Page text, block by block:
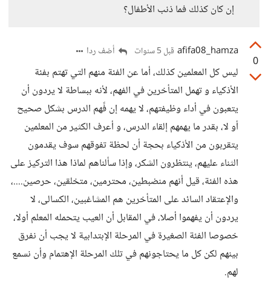
إن كان كذلك فما ذنب الأطفال؟
0
afifa08_hamza قبل 5 سنوات أضف ردا
ليس كل المعلمين كذلك، أما عن الفئة منهم التي تهتم بفئة
الأذكياء و تهمل المتأخرين في الفهم، لأنه ببساطة لا يردون أن
يتعبون في أداء وظيفتهم، لا يهمه إن فًهم الدرس بشكل صحيح
أو لا، بقدر ما يهمهم إلقاء الدرس، و أعرف الكثير من المعلمين
يتقربون من الأذكياء بحجة أن لحظة تفوقهم سوف يقدمون
الثناء عليهم، ينتظرون الشكر، وإذا سألناهم لماذا هذا التركيز على
هذه الفئة، قيل أنهم منضبطين، محترمين، متخلقين، حرصين....،
والإعتقاد السائد على المتأخرين هم المشاغبين، الكسالى، لا
يردون أن يفهموا أصلا، في المقابل أن العيب يتحمله المعلم أولا،
خصوصا الفئة الصغيرة في المرحلة الإبتدابية لا يجب أن نفرق
بينهم لكن كل ما يحتاجونهم في تلك المرحلة الإهتمام وأن نسمع
لهم.